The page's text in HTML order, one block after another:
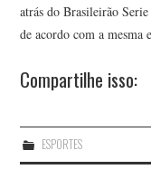
atrás do Brasileirão
de acordo com a mesma
Compartilhe isso:
ESPORTES